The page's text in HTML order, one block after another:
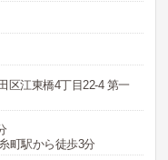
区江東橋4丁目22-4 第一
町駅から徒歩3分